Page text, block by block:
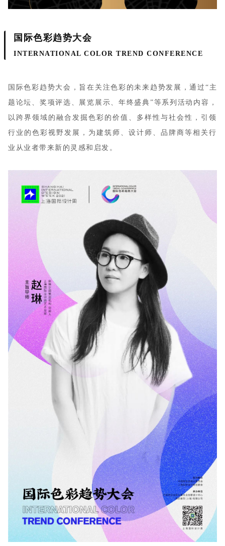
国际色彩趋势大会
INTERNATIONAL COLOR TREND CONFERENCE
国际色彩趋势大会，旨在关注色彩的未来趋势发展，通过“主
题论坛、奖项评选、展览展示、年终盛典”等系列活动内容，
以跨界领域的融合发掘色彩的价值、多样性与社会性，引领
行业的色彩视野发展，为建筑师、设计师、品牌商等相关行
业从业者带来新的灵感和启发。